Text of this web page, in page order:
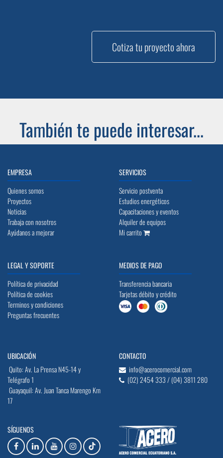
Cotiza tu proyecto ahora
También te puede interesar...
EMPRESA
Quienes somos
Proyectos
Noticias
Trabaja con nosotros
Ayúdanos a mejorar
SERVICIOS
Servicio postventa
Estudios energéticos
Capacitaciones y eventos
Alquiler de equipos
Mi carrito
LEGAL Y SOPORTE
Política de privacidad
Política de cookies
Terminos y condiciones
Preguntas frecuentes
MEDIOS DE PAGO
Transferencia bancaria
Tarjetas débito y crédito
UBICACIÓN
Quito: Av. La Prensa N45-14 y
Telégrafo 1
Guayaquil: Av. Juan Tanca Marengo Km
17
CONTACTO
info@acerocomercial.com
(02) 2454 333 / (04) 3811 280
SÍGUENOS